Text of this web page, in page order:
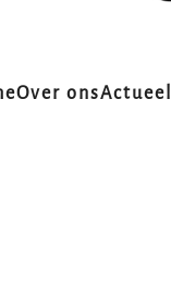
Over onsActueel